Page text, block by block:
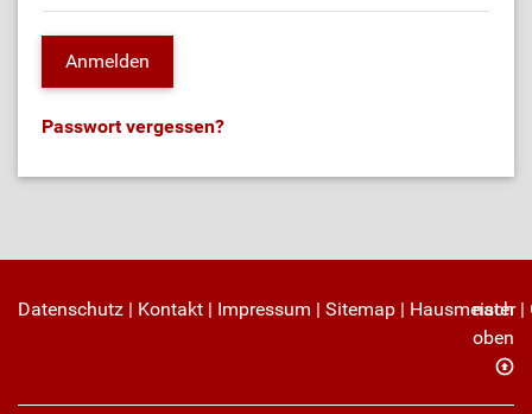
Passwort vergessen?
Datenschutz | Kontakt | Impressum | Sitemap | Hausmeister|
nach
oben